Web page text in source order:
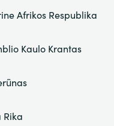
Afrikos Respublika
Kaulo Krantas
Rika